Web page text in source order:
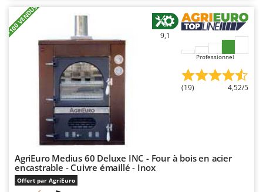
Novital
NuovaFac
Officine Savioli
Oliviero
OMA
Omas
Ompagrill
Ooni
+100 VENDUS 9,1
Professionnel
(19) 4,52/5
AgriEuro Medius 60 Deluxe INC - Four à bois en acier
encastrable - Cuivre émaillé - Inox
Offert par AgriEuro